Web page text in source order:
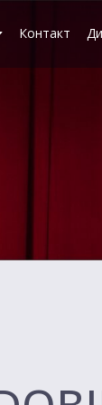
Контакт